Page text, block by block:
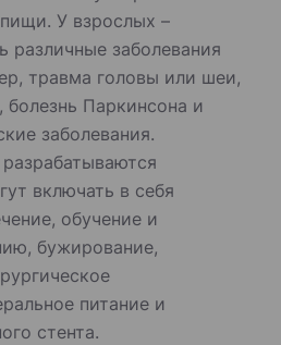
У взрослых –
различные заболевания
травма головы или шеи,
болезнь Паркинсона и
заболевания.
включать в себя
обучение и
бужирование,
питание и
стента.